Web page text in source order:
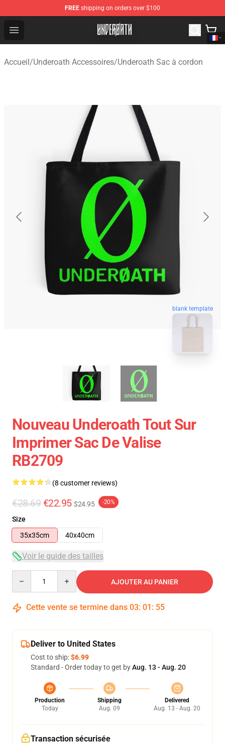
FREE shipping on orders over $100
Open menu
Underoath Store - Official Underoath Merchandise Shop
Accueil/Underoath Accessoires/Underoath Sac à cordon
blank template
Nouveau Underoath Tout Sur
Imprimer Sac De Valise
RB2709
(8 customer reviews)
€28.69 €22.95 $24.95 -20%
Size
35x35cm
40x40cm
Voir le guide des tailles
AJOUTER AU PANIER
Cette vente se termine dans 03: 01 : 54
Deliver to United States
Cost to ship:$6.99
Standard - Order today to get byAug. 13 - Aug. 20
Production
Today
Shipping
Aug. 09
Delivered
Aug. 13 - Aug. 20
Transaction sécurisée